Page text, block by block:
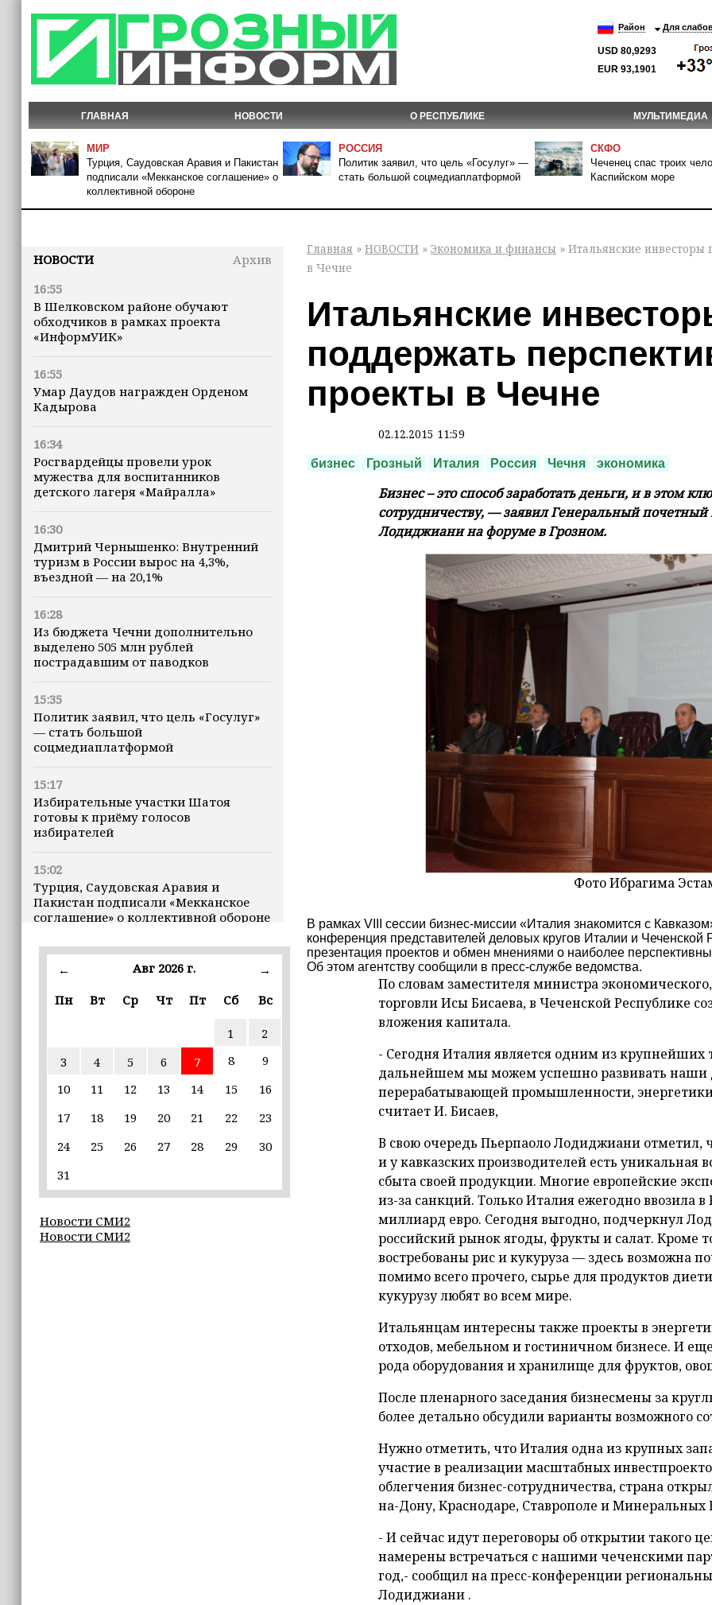
Район Для
USD 80,9293
EUR 93,1901
ГЛАВНАЯ НОВОСТИ О РЕСПУБЛИКЕ МУЛЬТИМЕДИА
МИР
Турция, Саудовская Аравия и Пакистан
подписали «Мекканское соглашение» о
коллективной обороне
РОССИЯ
Политик заявил, что цель «Госулуг» —
стать большой соцмедиаплатформой
СКФО
Чеченец спас троих
Каспийском море
НОВОСТИ
Архив
16:55
В Шелковском районе обучают
обходчиков в рамках проекта
«ИнформУИК»
16:55
Умар Даудов награжден Орденом
Кадырова
16:34
Росгвардейцы провели урок
мужества для воспитанников
детского лагеря «Майралла»
16:30
Дмитрий Чернышенко: Внутренний
туризм в России вырос на 4,3%,
въездной — на 20,1%
16:28
Из бюджета Чечни дополнительно
выделено 505 млн рублей
пострадавшим от паводков
15:35
Политик заявил, что цель «Госулуг»
— стать большой
соцмедиаплатформой
15:17
Избирательные участки Шатоя
готовы к приёму голосов
избирателей
15:02
Турция, Саудовская Аравия и
Пакистан подписали «Мекканское
соглашение» о коллективной обороне
14:58
Кадыров: сдача в плен становится
единственной альтернативой гибели
14:44
Ахмат Кадыров удостоен звания
«Нохчийн Пачхьалкхан Къонах»
13:50
MAX даст возможность
альтернативные клиенты
Силы ПВО за неделю сбили более 6500
украинских беспилотников
← Авг 2026 г.
→
Пн
Вт Ср Чт Пт Сб Вс
1
2
3
4 5 6 7 8
9
10
11 12 13 14 15
16
17
18 19 20 21 22
23
24
25 26 27 28 29
30
31
Новости СМИ2
Новости СМИ2
Главная » НОВОСТИ » Экономика и финансы » Итальянские
в Чечне
Итальянские
поддержать
проекты в Чечне
02.12.2015 11:59
бизнес Грозный Италия Россия Чечня экономика
Бизнес – это способ заработать деньги, и в этом
сотрудничеству, — заявил Генеральный
Лодиджиани на форуме в Грозном.
Фото Ибрагима
В рамках VIII сессии бизнес-миссии «Италия знакомится с
конференция представителей деловых кругов Италии и
презентация проектов и обмен мнениями о наиболее
Об этом агентству сообщили в пресс-службе ведомства.
По словам заместителя министра
торговли Исы Бисаева, в Чеченской Республике
вложения капитала.
- Сегодня Италия является одним из крупнейших
дальнейшем мы можем успешно развивать наши
перерабатывающей промышленности, энергетики,
считает И. Бисаев,
В свою очередь Пьерпаоло Лодиджиани отметил,
и у кавказских производителей есть
сбыта своей продукции. Многие европейские
из-за санкций. Только Италия ежегодно ввозила
миллиард евро. Сегодня выгодно, подчеркнул
российский рынок ягоды, фрукты и салат. Кроме
востребованы рис и кукуруза — здесь возможна
помимо всего прочего, сырье для продуктов
кукурузу любят во всем мире.
Итальянцам интересны также проекты в
отходов, мебельном и гостиничном бизнесе. И
рода оборудования и хранилище для фруктов,
После пленарного заседания бизнесмены за
более детально обсудили варианты возможного
Нужно отметить, что Италия одна из крупных
участие в реализации масштабных
облегчения бизнес-сотрудничества, страна
на-Дону, Краснодаре, Ставрополе и Минеральных
- И сейчас идут переговоры об открытии такого
намерены встречаться с нашими чеченскими
год,- сообщил на пресс-конференции
Лодиджиани .